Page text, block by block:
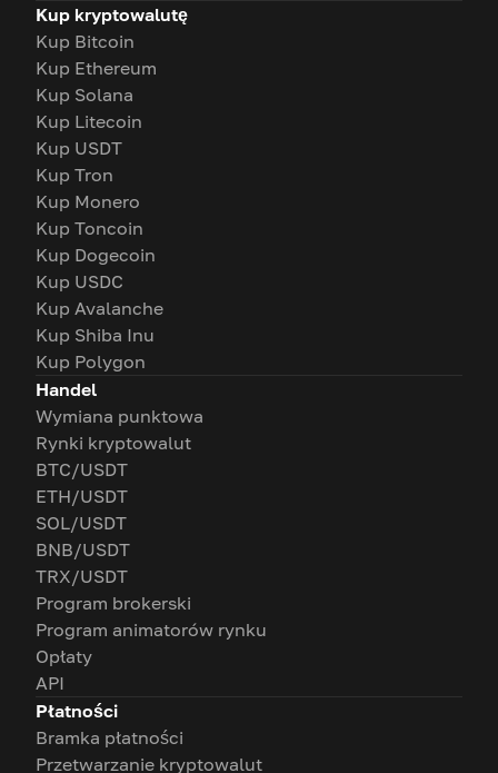
Kup kryptowalutę
Kup Bitcoin
Kup Ethereum
Kup Solana
Kup Litecoin
Kup USDT
Kup Tron
Kup Monero
Kup Toncoin
Kup Dogecoin
Kup USDC
Kup Avalanche
Kup Shiba Inu
Kup Polygon
Handel
Wymiana punktowa
Rynki kryptowalut
BTC/USDT
ETH/USDT
SOL/USDT
BNB/USDT
TRX/USDT
Program brokerski
Program animatorów rynku
Opłaty
API
Płatności
Bramka płatności
Przetwarzanie kryptowalut